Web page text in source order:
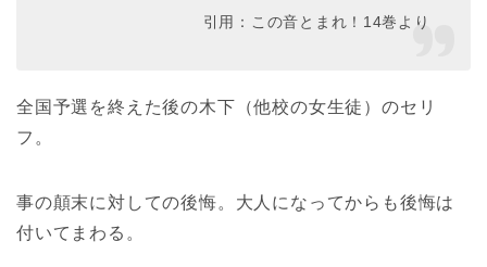
引用：この音とまれ！14巻より
全国予選を終えた後の木下（他校の女生徒）のセリ
フ。
事の顛末に対しての後悔。大人になってからも後悔は
付いてまわる。